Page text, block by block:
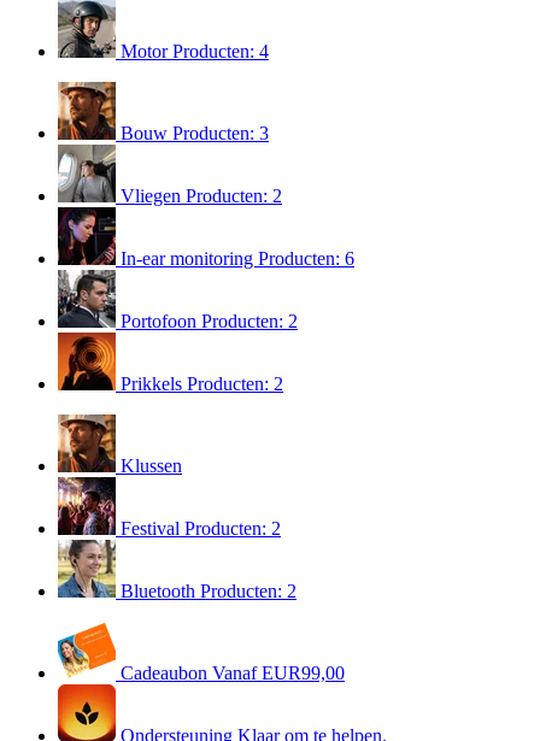
MotorProducten: 4
Bouw Producten: 3
Vliegen Producten: 2
In-ear monitoring Producten: 6
Portofoon Producten: 2
Prikkels Producten: 2
Klussen
Festival Producten: 2
Bluetooth Producten: 2
Cadeaubon Vanaf EUR99,00
Ondersteuning Klaar om te helpen.